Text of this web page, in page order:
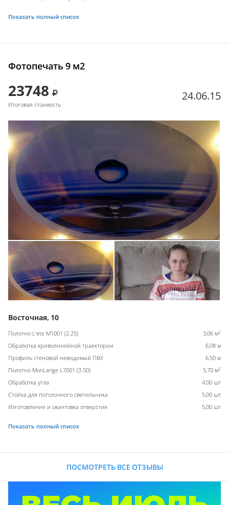
Показать полный список
Фотопечать 9 м2
23748
Итоговая стоимость
24.06.15
Восточная, 10
Полотно L'ete M1001 (2.25) 3,06 м2
Обработка криволинейной траектории
6,08 м
Профиль стеновой невидимый ПВХ
6,50 м
Полотно MonLange L7001 (3.50)
5,70 м2
Обработка угла
4,00 шт
Стойка для потолочного светильника
5,00 шт
Изготовление и окантовка отверстия
5,00 шт
Показать полный список
ПОСМОТРЕТЬ ВСЕ ОТЗЫВЫ